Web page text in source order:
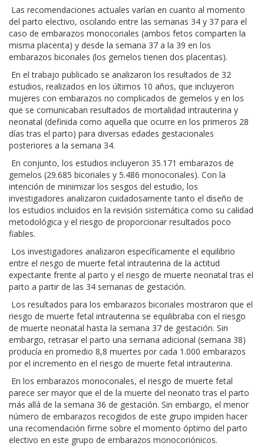
Las recomendaciones actuales varían en cuanto al momento
del parto electivo, oscilando entre las semanas 34 y 37 para el
caso de embarazos monocoriales (ambos fetos comparten la
misma placenta) y desde la semana 37 a la 39 en los
embarazos bicoriales (los gemelos tienen dos placentas).
En el trabajo publicado se analizaron los resultados de 32
estudios, realizados en los últimos 10 años, que incluyeron
mujeres con embarazos no complicados de gemelos y en los
que se comunicaban resultados de mortalidad intrauterina y
neonatal (definida como aquella que ocurre en los primeros 28
días tras el parto) para diversas edades gestacionales
posteriores a la semana 34.
En conjunto, los estudios incluyeron 35.171 embarazos de
gemelos (29.685 bicoriales y 5.486 monocoriales). Con la
intención de minimizar los sesgos del estudio, los
investigadores analizaron cuidadosamente tanto el diseño de
los estudios incluidos en la revisión sistemática como su calidad
metodológica y el riesgo de proporcionar resultados poco
fiables.
Los investigadores analizaron específicamente el equilibrio
entre el riesgo de muerte fetal intrauterina de la actitud
expectante frente al parto y el riesgo de muerte neonatal tras el
parto a partir de las 34 semanas de gestación.
Los resultados para los embarazos bicoriales mostraron que el
riesgo de muerte fetal intrauterina se equilibraba con el riesgo
de muerte neonatal hasta la semana 37 de gestación. Sin
embargo, retrasar el parto una semana adicional (semana 38)
producía en promedio 8,8 muertes por cada 1.000 embarazos
por el incremento en el riesgo de muerte fetal intrauterina.
En los embarazos monocoriales, el riesgo de muerte fetal
parece ser mayor que el de la muerte del neonato tras el parto
más allá de la semana 36 de gestación. Sin embargo, el menor
número de embarazos recogidos de este grupo impiden hacer
una recomendación firme sobre el momento óptimo del parto
electivo en este grupo de embarazos monocoriónicos.